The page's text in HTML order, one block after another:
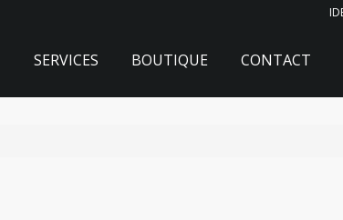
SERVICES BOUTIQUE CONTACT